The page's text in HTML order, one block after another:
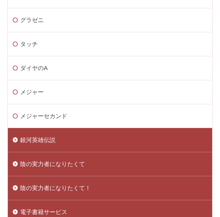
グラゼニ
タッチ
ダイヤのA
メジャー
メジャーセカンド
銀河英雄伝説
陰の実力者になりたくて
陰の実力者になりたくて！
電子書籍サービス